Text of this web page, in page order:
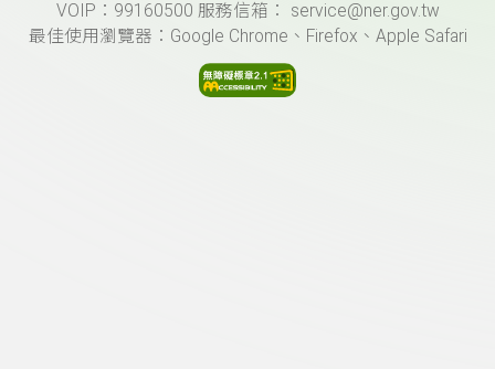
VOIP：99160500 服務信箱： service@ner.gov.tw
最佳使用瀏覽器：Google Chrome、Firefox、Apple Safari